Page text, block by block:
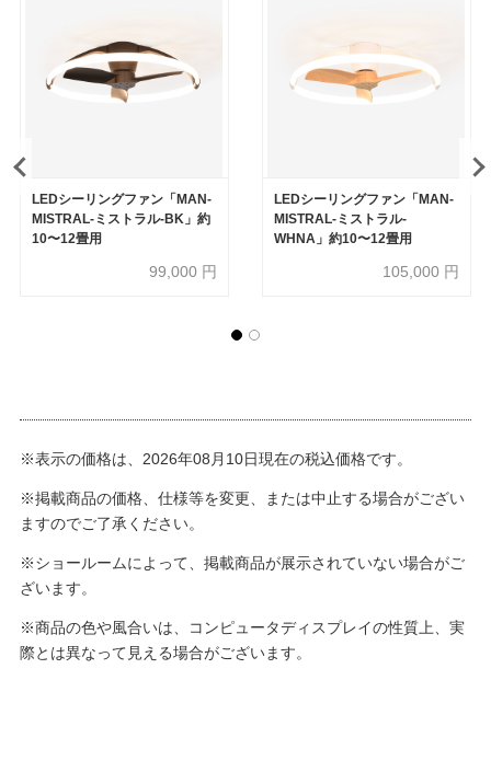
LEDシーリングファン「MAN-
MISTRAL-ミストラル-BK」約
10〜12畳用
99,000 円
LEDシーリングファン「MAN-
MISTRAL-ミストラル-
WHNA」約10〜12畳用
105,000 円
※表示の価格は、2026年08月10日現在の税込価格です。
※掲載商品の価格、仕様等を変更、または中止する場合がござい
ますのでご了承ください。
※ショールームによって、掲載商品が展示されていない場合がご
ざいます。
※商品の色や風合いは、コンピュータディスプレイの性質上、実
際とは異なって見える場合がございます。